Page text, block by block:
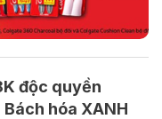
độc quyền
hóa XANH